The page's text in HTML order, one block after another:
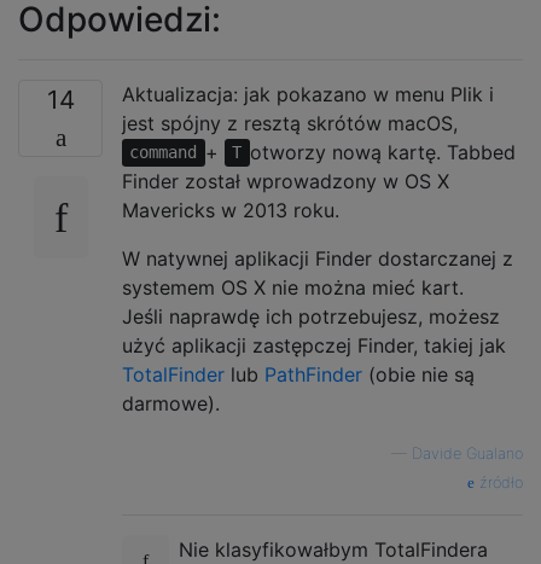
Odpowiedzi:
14
Aktualizacja: jak pokazano w menu Plik i
jest spójny z resztą skrótów macOS,
command + T otworzy nową kartę. Tabbed
Finder został wprowadzony w OS X
Mavericks w 2013 roku.
W natywnej aplikacji Finder dostarczanej z
systemem OS X nie można mieć kart.
Jeśli naprawdę ich potrzebujesz, możesz
użyć aplikacji zastępczej Finder, takiej jak
TotalFinder lub PathFinder (obie nie są
darmowe).
Davide Gualano
źródło
Nie klasyfikowałbym TotalFindera